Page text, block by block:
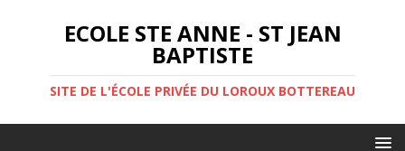
ECOLE STE ANNE - ST JEAN
BAPTISTE
SITE DE L'ÉCOLE PRIVÉE DU LOROUX BOTTEREAU